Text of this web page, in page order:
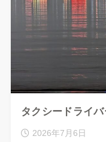
タクシードライ
2026年7月6日